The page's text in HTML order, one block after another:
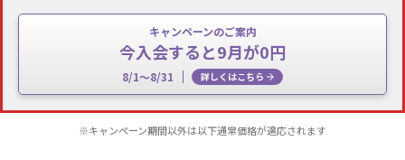
キャンペーンのご案内
今入会すると9月が0円
8/1～8/31 詳しくはこちら
※キャンペーン期間以外は以下通常価格が適応されます